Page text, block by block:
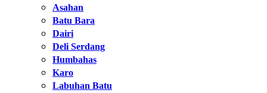
Asahan
Batu Bara
Dairi
Deli Serdang
Humbahas
Karo
Labuhan Batu